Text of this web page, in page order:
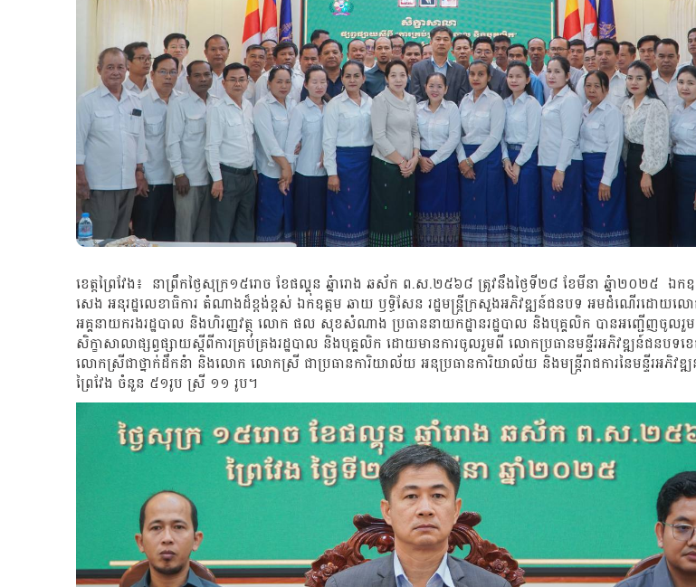
ខេត្តព្រៃវែង៖ នាព្រឹកថ្ងៃសុក្រ១៥រោច ខែផល្គុន ឆ្នំារោង ឆស័ក ព.ស.២៥៦៨ ត្រូវនឹងថ្ងៃទី២៨ ខែមីនា ឆ្នំា២០២៥ ឯក
សេង អនុរដ្ឋលេខាធិការ តំណាងដ៏ខ្ពង់ខ្ពស់ ឯកឧត្ដម ឆាយ ឫទ្ធិសែន រដ្ឋមន្ត្រីក្រសួងអភិវឌ្ឍន៍ជនបទ អមដំណើរដោយលោ
អគ្គនាយករងរដ្ឋបាល និងហិរញ្ញវត្ថុ លោក ផល សុខសំណាង ប្រធាននាយកដ្ឋានរដ្ឋបាល និងបុគ្គលិក បានអញ្ជើញចូលរួម
សិក្ខាសាលាផ្សព្វផ្សាយស្តីពីការគ្រប់គ្រងរដ្ឋបាល និងបុគ្គលិក ដោយមានការចូលរួមពី លោកប្រធានមន្ទីរអភិវឌ្ឍន៍ជនបទខ
លោកស្រីជាថ្នាក់ដឹកនំា និងលោក លោកស្រី ជាប្រធានការិយាល័យ អនុប្រធានការិយាល័យ និងមន្រ្តីរាជការនៃមន្ទីរអភិវឌ្ឍ
ព្រៃវែង ចំនួន ៥១រូប ស្រី ១១ រូប។